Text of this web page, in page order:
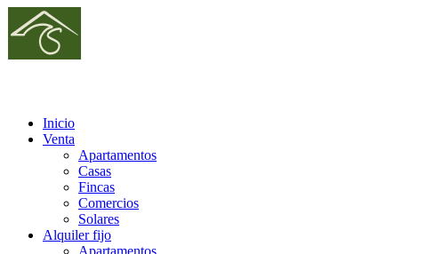
Inicio
Venta
Apartamentos
Casas
Fincas
Comercios
Solares
Alquiler fijo